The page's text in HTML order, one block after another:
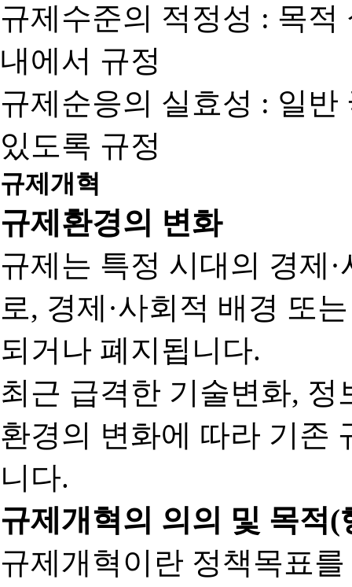
규제수준의 적정성 : 목
내에서 규정
규제순응의 실효성 : 일
있도록 규정
규제개혁
규제환경의 변화
규제는 특정 시대의 경제
로, 경제·사회적 배경 또
되거나 폐지됩니다.
최근 급격한 기술변화,
환경의 변화에 따라 기존
니다.
규제개혁의 의의 및 목적
규제개혁이란 정책목표